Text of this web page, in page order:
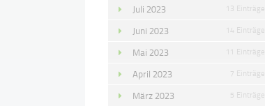
Juli 2023 13 Einträge
Juni 2023 14 Einträge
Mai 2023 11 Einträge
April 2023 7 Einträge
März 2023 5 Einträge